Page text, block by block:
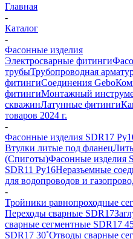
Главная
-
Каталог
-
Фасонные изделия
Электросварные фитинги
трубыТрубопроводная
фитингиСоединения Gebo
фитингиМонтажный
скважинЛатунные фитинги
товаров 2024 г.
-
Фасонные изделия SDR17
Втулки литые под фланец
(Спиготы)Фасонные изделия
SDR11 Ру16Неразъемные
для водопроводов и
-
Тройники равнопроходные
Переходы сварные SDR17
сварные сегментные SDR17
SDR17 30˚Отводы сварные